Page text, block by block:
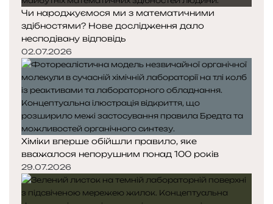
Чи народжуємося ми з математичними
здібностями? Нове дослідження дало
несподівану відповідь
02.07.2026
Хіміки вперше обійшли правило, яке
вважалося непорушним понад 100 років
29.07.2026